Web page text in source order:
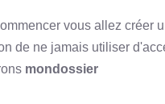
vous allez créer
de ne jamais utiliser
mondossier